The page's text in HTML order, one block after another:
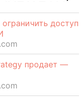
доступ
продает —